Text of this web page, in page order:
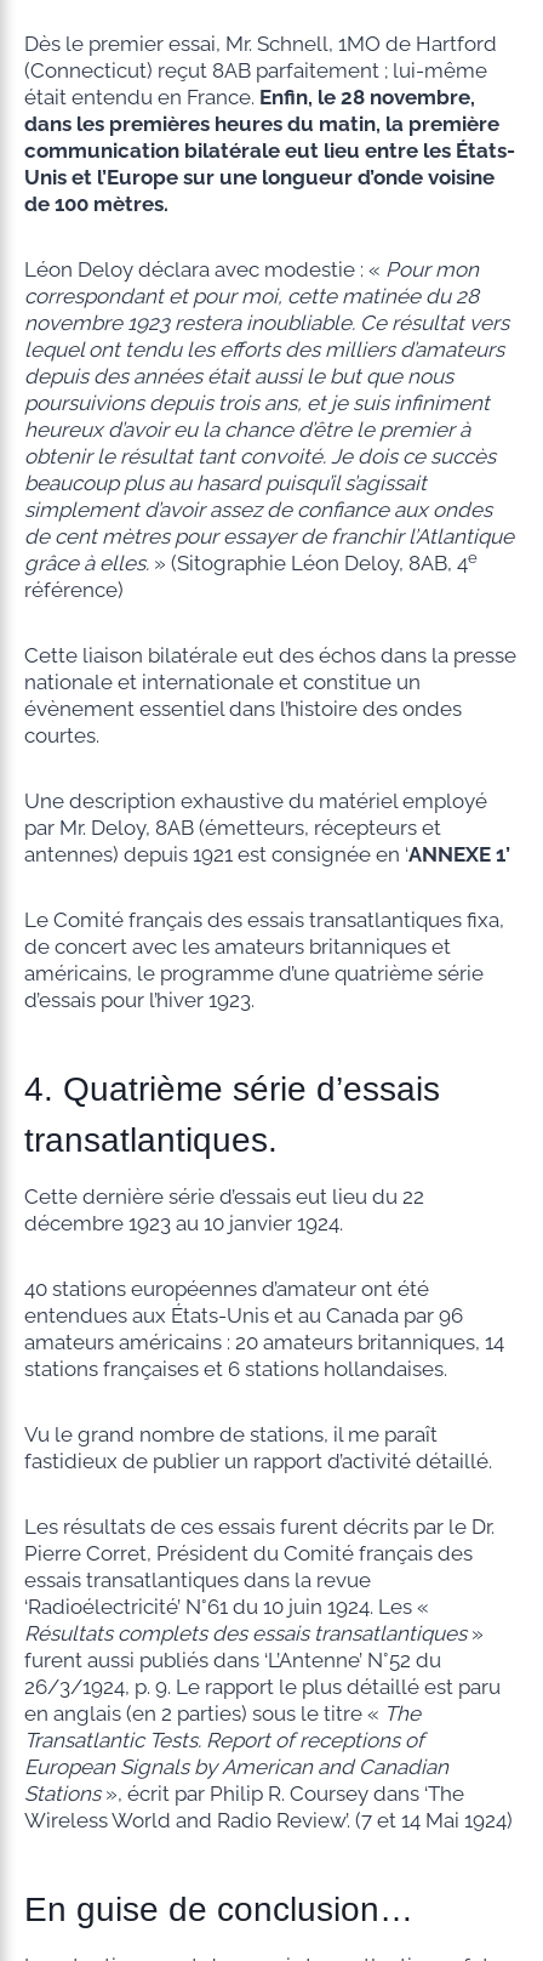
Dès le premier essai, Mr. Schnell, 1MO de Hartford
(Connecticut) reçut 8AB parfaitement ; lui-même
était entendu en France. Enfin, le 28 novembre,
dans les premières heures du matin, la première
communication bilatérale eut lieu entre les États-
Unis et l’Europe sur une longueur d’onde voisine
de 100 mètres.
Léon Deloy déclara avec modestie : « Pour mon
correspondant et pour moi, cette matinée du 28
novembre 1923 restera inoubliable. Ce résultat vers
lequel ont tendu les efforts des milliers d’amateurs
depuis des années était aussi le but que nous
poursuivions depuis trois ans, et je suis infiniment
heureux d’avoir eu la chance d’être le premier à
obtenir le résultat tant convoité. Je dois ce succès
beaucoup plus au hasard puisqu’il s’agissait
simplement d’avoir assez de confiance aux ondes
de cent mètres pour essayer de franchir l’Atlantique
grâce à elles.» (Sitographie Léon Deloy, 8AB, 4e
référence)
Cette liaison bilatérale eut des échos dans la presse
nationale et internationale et constitue un
évènement essentiel dans l’histoire des ondes
courtes.
Une description exhaustive du matériel employé
par Mr. Deloy, 8AB (émetteurs, récepteurs et
antennes) depuis 1921 est consignée en ‘ANNEXE 1’
Le Comité français des essais transatlantiques fixa,
de concert avec les amateurs britanniques et
américains, le programme d’une quatrième série
d’essais pour l’hiver 1923.
4. Quatrième série d’essais
transatlantiques.
Cette dernière série d’essais eut lieu du 22
décembre 1923 au 10 janvier 1924.
40 stations européennes d’amateur ont été
entendues aux États-Unis et au Canada par 96
amateurs américains : 20 amateurs britanniques, 14
stations françaises et 6 stations hollandaises.
Vu le grand nombre de stations, il me paraît
fastidieux de publier un rapport d’activité détaillé.
Les résultats de ces essais furent décrits par le Dr.
Pierre Corret, Président du Comité français des
essais transatlantiques dans la revue
‘Radioélectricité’ N°61 du 10 juin 1924. Les «
Résultats complets des essais transatlantiques»
furent aussi publiés dans ‘L’Antenne’ N°52 du
26/3/1924, p. 9. Le rapport le plus détaillé est paru
en anglais (en 2 parties) sous le titre « The
Transatlantic Tests. Report of receptions of
European Signals by American and Canadian
Stations», écrit par Philip R. Coursey dans ‘The
Wireless World and Radio Review’. (7 et 14 Mai 1924)
En guise de conclusion…